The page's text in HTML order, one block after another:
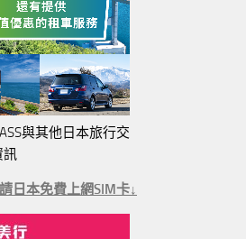
與其他日本旅行交
訊
日本免費上網SIM卡↓